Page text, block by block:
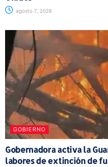
agosto 7, 2026
GOBIERNO
Gobernadora activa la
labores de extinción de